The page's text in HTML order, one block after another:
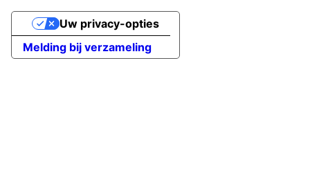
Melding bij verzameling
Uw privacy-opties